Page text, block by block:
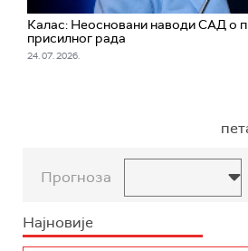
Калас: Неосновани наводи САД о
присилног рада
24. 07. 2026.
Прогноза
Најновије